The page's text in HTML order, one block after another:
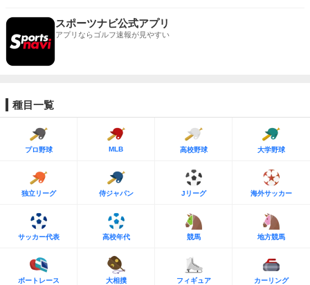
スポーツナビ公式アプリ
アプリならゴルフ速報が見やすい
種目一覧
プロ野球 MLB 高校野球 大学野球
独立リーグ 侍ジャパン Jリーグ 海外サッカー
サッカー代表 高校年代 競馬 地方競馬
ボートレース 大相撲 フィギュア カーリング